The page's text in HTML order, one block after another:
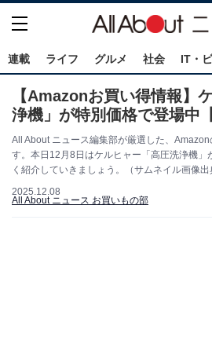
連載 ライフ グルメ 社会 IT・
【Amazonお買い得情報】
浄機」が特別価格で登場中
All About ニュース編集部が厳選した、
す。本日12月8日はケルヒャー「高圧洗浄機」
く紹介していきましょう。（サムネイル画像出
2025.12.08
All About ニュース お買いもの部